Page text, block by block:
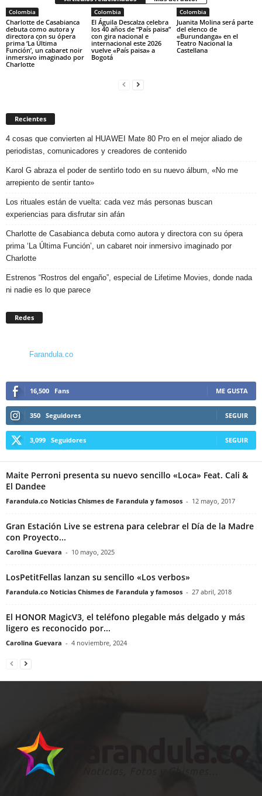
Colombia
Charlotte de Casabianca
debuta como autora y
directora con su ópera
prima ‘La Última
Función’, un cabaret noir
inmersivo imaginado por
Charlotte
Colombia
El Águila Descalza celebra
los 40 años de “País paisa”
con gira nacional e
internacional este 2026
vuelve «País paisa» a
Bogotá
Colombia
Juanita Molina será parte
del elenco de
«Burundanga» en el
Teatro Nacional la
Castellana
Recientes
4 cosas que convierten al HUAWEI Mate 80 Pro en el mejor aliado de
periodistas, comunicadores y creadores de contenido
Karol G abraza el poder de sentirlo todo en su nuevo álbum, «No me
arrepiento de sentir tanto»
Los rituales están de vuelta: cada vez más personas buscan
experiencias para disfrutar sin afán
Charlotte de Casabianca debuta como autora y directora con su ópera
prima ‘La Última Función’, un cabaret noir inmersivo imaginado por
Charlotte
Estrenos “Rostros del engaño”, especial de Lifetime Movies, donde nada
ni nadie es lo que parece
Redes
Farandula.co
16,500 Fans ME GUSTA
350 Seguidores SEGUIR
3,099 Seguidores SEGUIR
Maite Perroni presenta su nuevo sencillo «Loca» Feat. Cali &
El Dandee
Farandula.co Noticias Chismes de Farandula y famosos - 12 mayo, 2017
Gran Estación Live se estrena para celebrar el Día de la Madre
con Proyecto...
Carolina Guevara - 10 mayo, 2025
LosPetitFellas lanzan su sencillo «Los verbos»
Farandula.co Noticias Chismes de Farandula y famosos - 27 abril, 2018
El HONOR MagicV3, el teléfono plegable más delgado y más
ligero es reconocido por...
Carolina Guevara - 4 noviembre, 2024